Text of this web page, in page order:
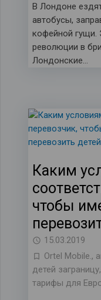
В Лондоне
автобусы,
кофейной гущи.
революции в
Лондонские…
Каким
чтобы
15.03.2019
Ortel Mobile.,
детей заграницу,
тарифы для